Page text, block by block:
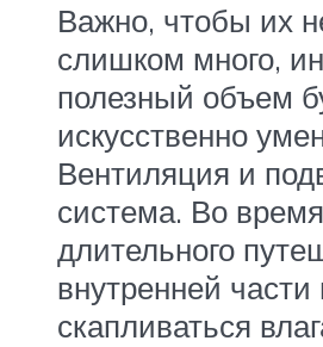
Важно, чтобы их
слишком много,
полезный объем
искусственно
Вентиляция и
система. Во время
длительного
внутренней
скапливаться